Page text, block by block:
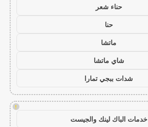
حناء شعر
حنا
ماتشا
شاي ماتشا
شدات ببجي تمارا
!
خدمات الباك لينك والجيست